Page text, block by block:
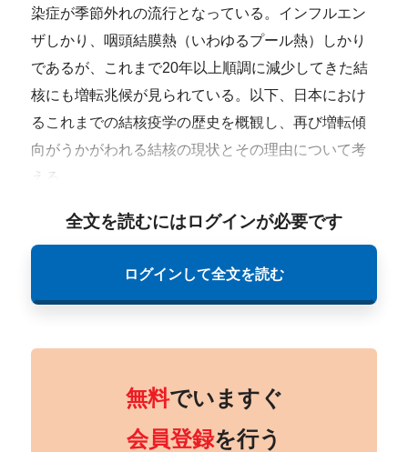
染症が季節外れの流行となっている。インフルエン
ザしかり、咽頭結膜熱（いわゆるプール熱）しかり
であるが、これまで20年以上順調に減少してきた結
核にも増転兆候が見られている。以下、日本におけ
るこれまでの結核疫学の歴史を概観し、再び増転傾
向がうかがわれる結核の現状とその理由について考
える。
全文を読むにはログインが必要です
ログインして全文を読む
無料でいますぐ
会員登録を行う